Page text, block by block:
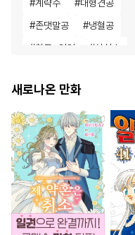
#계략수 #대형견공
#존댓말공 #냉혈공
#친구>연인 #상처수
#친구 #얼빠수
#능글공 #고수위
#배틀연애 #잔망수
#변태공 # 옴니버스 #
#까칠공 #변태 #미
#상처공 #페티쉬 #
#임신수 #리맨물 #
새로나온 만화